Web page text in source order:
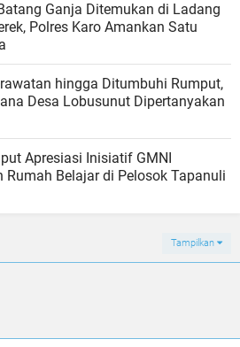
Ganja Ditemukan di Ladang
Polres Karo Amankan Satu
hingga Ditumbuhi Rumput,
Desa Lobusunut Dipertanyakan
Apresiasi Inisiatif GMNI
Rumah Belajar di Pelosok Tapanuli
Tampilkan